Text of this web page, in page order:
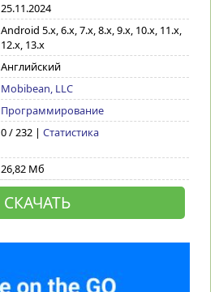
25.11.2024
Android 5.x, 6.x, 7.x, 8.x, 9.x, 10.x, 11.x,
12.x, 13.x
Английский
Mobibean, LLC
Программирование
0 / 232 | Статистика
26,82 Мб
СКАЧАТЬ